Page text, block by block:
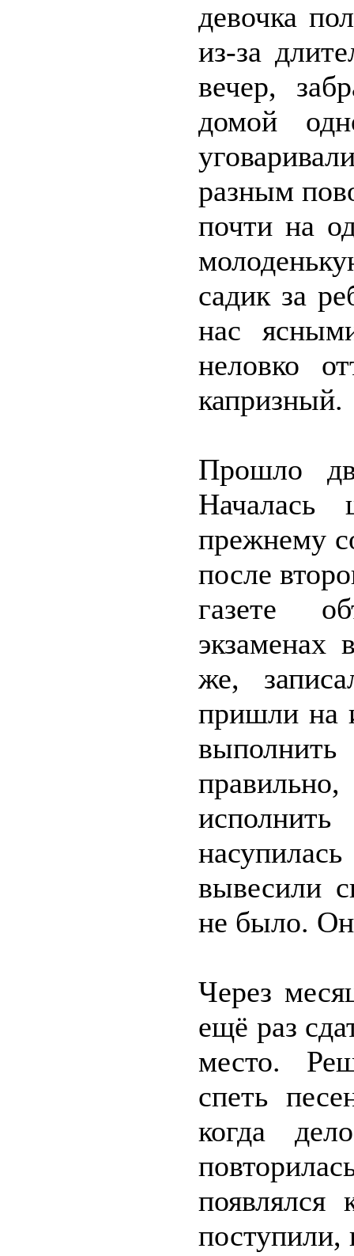
девочка
из-за
вечер,
домой
разным
почти на
садик за
нас
неловко
капризный.
Прошло
прежнему
после
газете
экзаменах
же,
пришли на
вывесили
не было.
Через
ещё раз
место.
спеть
когда
поступили,